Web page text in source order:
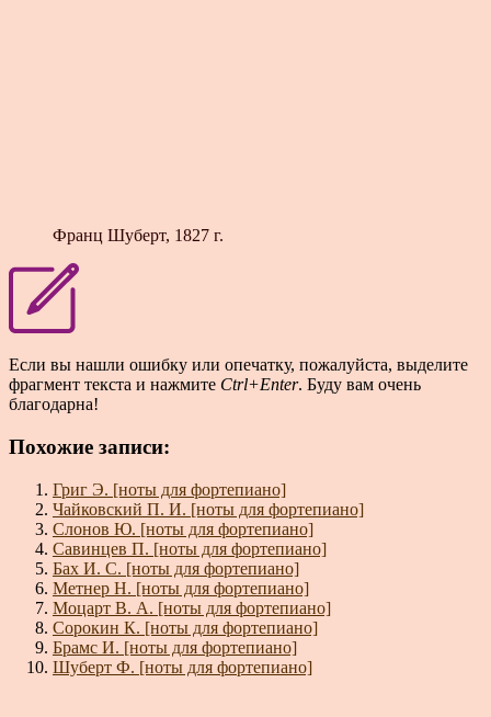
Франц Шуберт, 1827 г.
Если вы нашли ошибку или опечатку, пожалуйста, выделите
фрагмент текста и нажмите Ctrl+Enter. Буду вам очень
благодарна!
Похожие записи:
Григ Э. [ноты для фортепиано]
Чайковский П. И. [ноты для фортепиано]
Слонов Ю. [ноты для фортепиано]
Савинцев П. [ноты для фортепиано]
Бах И. С. [ноты для фортепиано]
Метнер Н. [ноты для фортепиано]
Моцарт В. А. [ноты для фортепиано]
Сорокин К. [ноты для фортепиано]
Брамс И. [ноты для фортепиано]
Шуберт Ф. [ноты для фортепиано]